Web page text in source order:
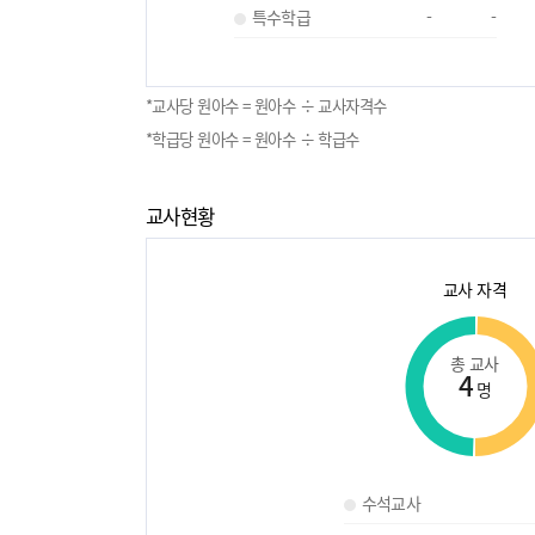
특수학급
- -
*교사당 원아수 = 원아수 ÷ 교사자격수
*학급당 원아수 = 원아수 ÷ 학급수
교사현황
교사 자격
총 교사
4 명
수석교사